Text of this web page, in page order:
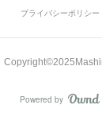
プライバシーポリシー
Powered by